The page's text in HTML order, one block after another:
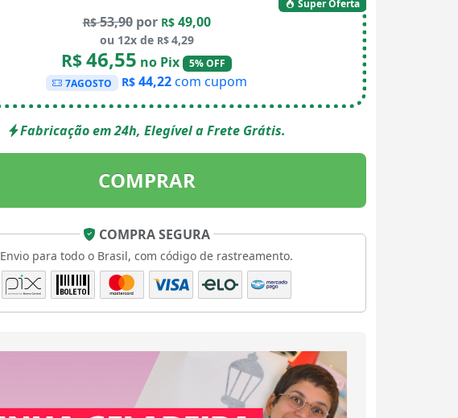
Super Oferta
R$53,90por R$ 49,00
ou 12x de R$4,29
R$46,55 no Pix 5% OFF
7AGOSTO
R$ 44,22com cupom
Fabricação em 24h, Elegível a Frete Grátis.
COMPRAR
COMPRA SEGURA
Envio para todo o Brasil, com código de rastreamento.